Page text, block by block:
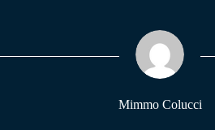
pp m
Mimmo Colucci